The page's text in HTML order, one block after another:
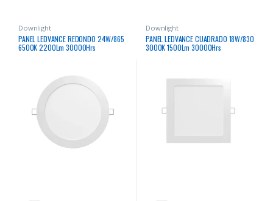
Downlight
PANEL LEDVANCE REDONDO 24W/865
6500K 2200Lm 30000Hrs
Downlight
PANEL LEDVANCE CUADRADO 18W/830
3000K 1500Lm 30000Hrs